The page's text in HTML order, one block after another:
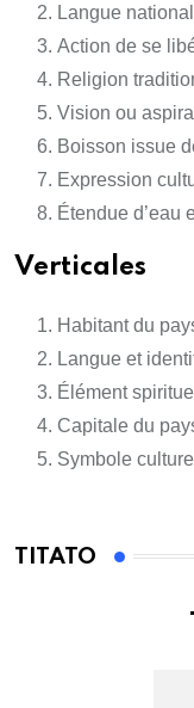
Langue
Action de se
Religion
Vision ou
Boisson issue
Expression
Étendue d’eau
Verticales
Habitant du
Langue et
Élément
Capitale du
Symbole culturel
TITATO